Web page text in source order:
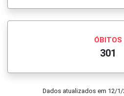
ÓBITOS
301
Dados atualizados em 12/1/